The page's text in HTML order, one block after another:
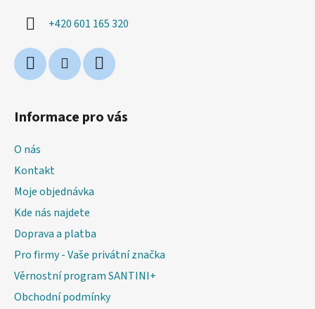
+420 601 165 320
Informace pro vás
O nás
Kontakt
Moje objednávka
Kde nás najdete
Doprava a platba
Pro firmy - Vaše privátní značka
Věrnostní program SANTINI+
Obchodní podmínky